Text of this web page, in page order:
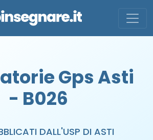
Gps Asti
- B026
DALL'USP DI ASTI